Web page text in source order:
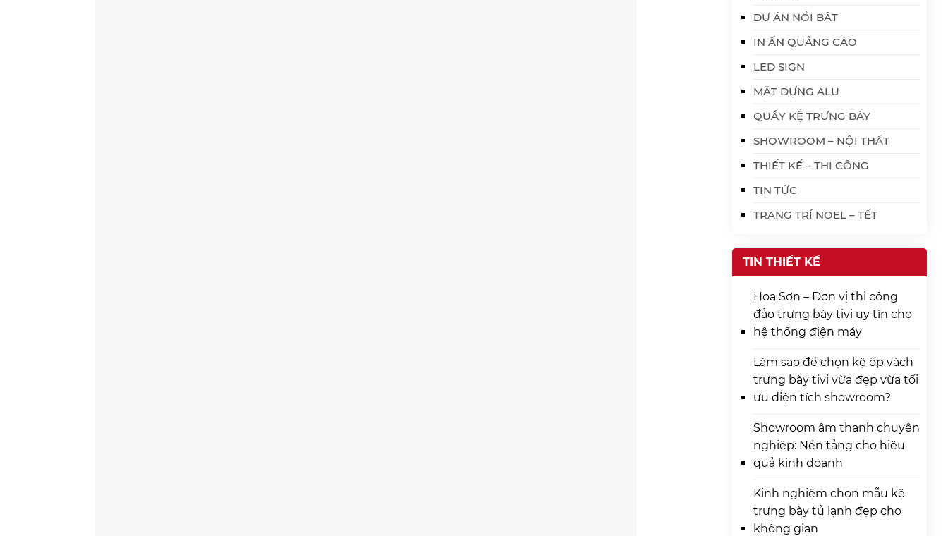
DỰ ÁN NỔI BẬT
IN ẤN QUẢNG CÁO
LED SIGN
MẶT DỰNG ALU
QUẦY KỆ TRƯNG BÀY
SHOWROOM – NỘI THẤT
THIẾT KẾ – THI CÔNG
TIN TỨC
TRANG TRÍ NOEL – TẾT
TIN THIẾT KẾ
Hoa Sơn – Đơn vị thi công
đảo trưng bày tivi uy tín cho
hệ thống điện máy
Làm sao để chọn kệ ốp vách
trưng bày tivi vừa đẹp vừa tối
ưu diện tích showroom?
Showroom âm thanh chuyên
nghiệp: Nền tảng cho hiệu
quả kinh doanh
Kinh nghiệm chọn mẫu kệ
trưng bày tủ lạnh đẹp cho
không gian